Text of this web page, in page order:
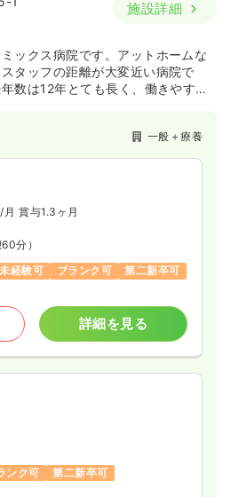
施設詳細
ックス病院です。アットホームな
タッフの距離が大変近い病院で
数は12年とても長く、働きやすい
一般＋療養
/月 賞与1.3ヶ月
60分）
経験可 ブランク可
第二新卒可
詳細を見る
ンク可
第二新卒可